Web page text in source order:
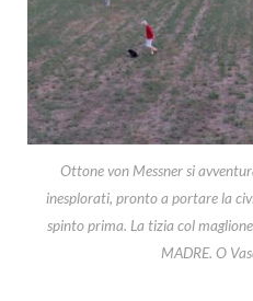
Ottone von Messner si
inesplorati, pronto a portare la
spinto prima. La tizia col
MADRE. O